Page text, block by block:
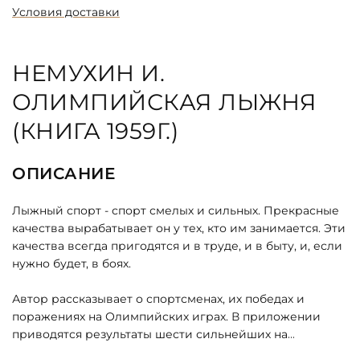
Условия доставки
НЕМУХИН И.
ОЛИМПИЙСКАЯ ЛЫЖНЯ
(КНИГА 1959Г.)
ОПИСАНИЕ
Лыжный спорт - спорт смелых и сильных. Прекрасные
качества вырабатывает он у тех, кто им занимается. Эти
качества всегда пригодятся и в труде, и в быту, и, если
нужно будет, в боях.
Автор рассказывает о спортсменах, их победах и
поражениях на Олимпийских играх. В приложении
приводятся результаты шести сильнейших на